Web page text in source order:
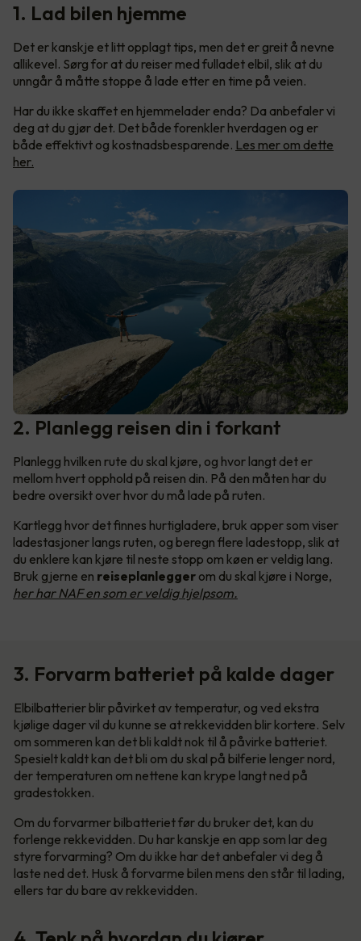
1. Lad bilen hjemme
Det er kanskje et litt opplagt tips, men det er greit å nevne
allikevel. Sørg for at du reiser med fulladet elbil, slik at du
unngår å måtte stoppe å lade etter en time på veien.
Har du ikke skaffet en hjemmelader enda? Da anbefaler vi
deg at du gjør det. Det både forenkler hverdagen og er
både effektivt og kostnadsbesparende. Les mer om dette
her.
2. Planlegg reisen din i forkant
Planlegg hvilken rute du skal kjøre, og hvor langt det er
mellom hvert opphold på reisen din. På den måten har du
bedre oversikt over hvor du må lade på ruten.
Kartlegg hvor det finnes hurtigladere, bruk apper som viser
ladestasjoner langs ruten, og beregn flere ladestopp, slik at
du enklere kan kjøre til neste stopp om køen er veldig lang.
Bruk gjerne en reiseplanlegger om du skal kjøre i Norge,
her har NAF en som er veldig hjelpsom.
3. Forvarm batteriet på kalde dager
Elbilbatterier blir påvirket av temperatur, og ved ekstra
kjølige dager vil du kunne se at rekkevidden blir kortere. Selv
om sommeren kan det bli kaldt nok til å påvirke batteriet.
Spesielt kaldt kan det bli om du skal på bilferie lenger nord,
der temperaturen om nettene kan krype langt ned på
gradestokken.
Om du forvarmer bilbatteriet før du bruker det, kan du
forlenge rekkevidden. Du har kanskje en app som lar deg
styre forvarming? Om du ikke har det anbefaler vi deg å
laste ned det. Husk å forvarme bilen mens den står til lading,
ellers tar du bare av rekkevidden.